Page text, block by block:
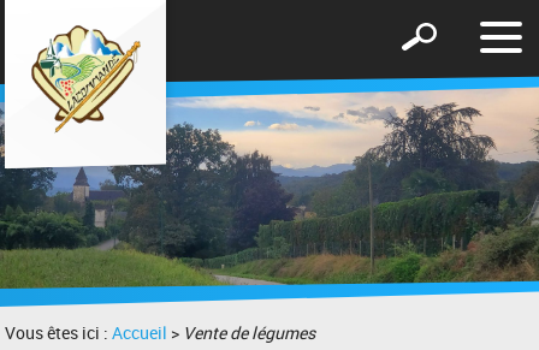
le
Afficher
formulaire
de
recherche
Vous êtes ici :Accueil > Vente de légumes